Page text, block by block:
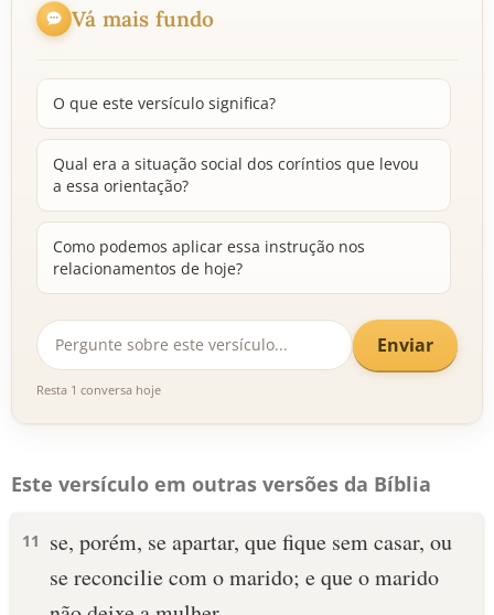
Vá mais fundo
O que este versículo significa?
Qual era a situação social dos coríntios que levou
a essa orientação?
Como podemos aplicar essa instrução nos
relacionamentos de hoje?
Enviar
Resta 1 conversa hoje
Este versículo em outras versões da Bíblia
11
se, porém, se apartar, que fique sem casar, ou
se reconcilie com o marido; e que o marido